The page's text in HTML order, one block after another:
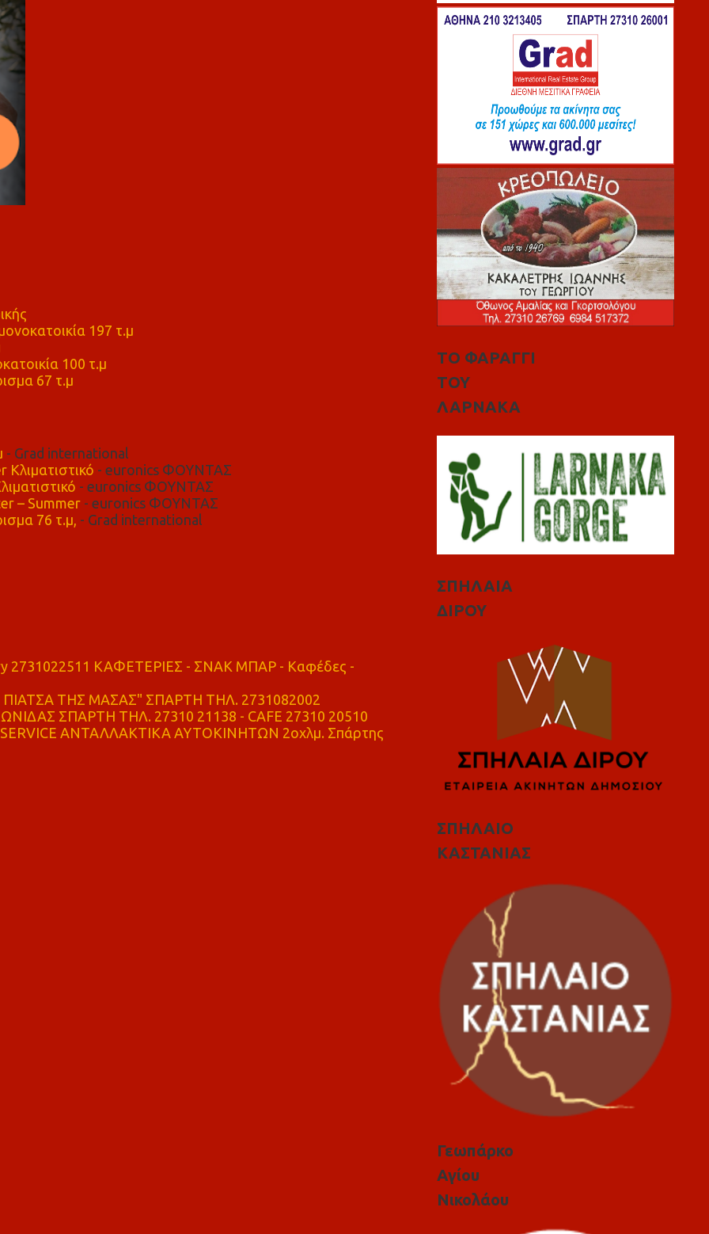
197 τ.μ
100 τ.μ
67 τ.μ
- Grad international
- euronics ΦΟΥΝΤΑΣ
- euronics ΦΟΥΝΤΑΣ
– Summer- euronics ΦΟΥΝΤΑΣ
76 τ.μ, - Grad international
2731022511 ΚΑΦΕΤΕΡΙΕΣ - ΣΝΑΚ ΜΠΑΡ - Καφέδες -
ΤΗΣ ΜΑΣΑΣ" ΣΠΑΡΤΗ ΤΗΛ. 2731082002
ΣΠΑΡΤΗ ΤΗΛ. 27310 21138 - CAFE 27310 20510
ΑΝΤΑΛΛΑΚΤΙΚΑ ΑΥΤΟΚΙΝΗΤΩΝ 2οχλμ. Σπάρτης
ΤΟ ΦΑΡΑΓΓΙ
ΤΟΥ
ΛΑΡΝΑΚΑ
ΣΠΗΛΑΙΑ
ΔΙΡΟΥ
ΣΠΗΛΑΙΟ
ΚΑΣΤΑΝΙΑΣ
Γεωπάρκο
Αγίου
Νικολάου